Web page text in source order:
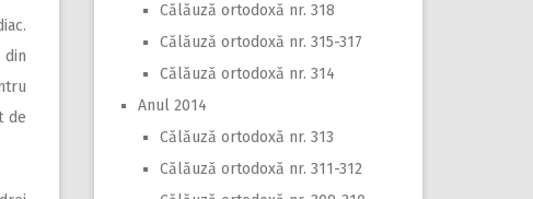
din
de
Călăuză ortodoxă nr. 318
Călăuză ortodoxă nr. 315-317
Călăuză ortodoxă nr. 314
Anul 2014
Călăuză ortodoxă nr. 313
Călăuză ortodoxă nr. 311-312